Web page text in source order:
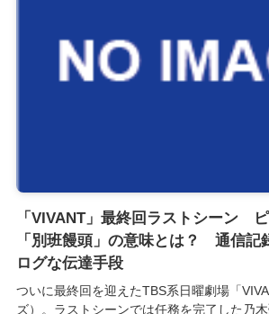
「VIVANT」最終回ラストシーン
「別班饅頭」の意味とは？ 通信記
ログな伝達手段
ついに最終回を迎えたTBS系日曜劇場「
ズ）。ラストシーンでは任務を完了した乃